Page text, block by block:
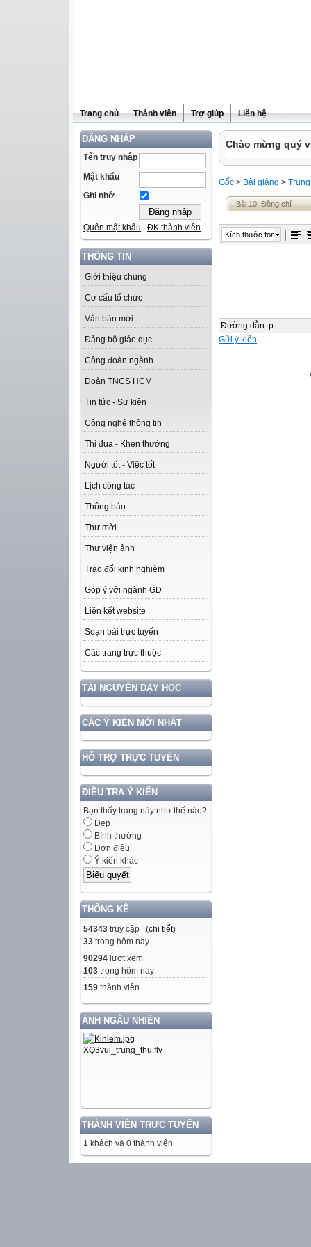
Trang chủ Thành viên Trợ giúp Liên hệ
ĐĂNG NHẬP
Tên truy nhập
Mật khẩu
Ghi nhớ
Quên mật khẩu ĐK thành viên
THÔNG TIN
Giới thiệu chung
Cơ cấu tổ chức
Văn bản mới
Đảng bộ giáo dục
Công đoàn ngành
Đoàn TNCS HCM
Tin tức - Sự kiện
Công nghệ thông tin
Thi đua - Khen thưởng
Người tốt - Việc tốt
Lịch công tác
Thông báo
Thư mời
Thư viện ảnh
Trao đổi kinh nghiệm
Góp ý với ngành GD
Liên kết website
Soạn bài trực tuyến
Các trang trực thuộc
TÀI NGUYÊN DẠY HỌC
CÁC Ý KIẾN MỚI NHẤT
HỖ TRỢ TRỰC TUYẾN
ĐIỀU TRA Ý KIẾN
Bạn thấy trang này như thế nào?
Đẹp
Bình thường
Đơn điệu
Ý kiến khác
THỐNG KÊ
54343 truy cập (chi tiết)
33 trong hôm nay
90294 lượt xem
103 trong hôm nay
159 thành viên
ẢNH NGẪU NHIÊN
THÀNH VIÊN TRỰC TUYẾN
1 khách và 0 thành viên
Chào mừng quý
Gốc > Bài giảng >
Bài 10. Đồng chí
Kích thước font
Đường dẫn: p
Gửi ý kiến